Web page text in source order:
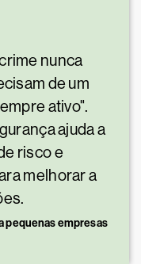
nunca
de um
ativo".
ajuda a
risco e
melhorar a
pequenas empresas